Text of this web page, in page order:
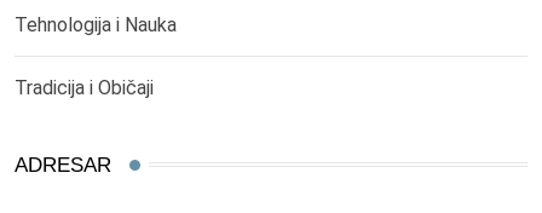
Tehnologija i Nauka
Tradicija i Običaji
ADRESAR